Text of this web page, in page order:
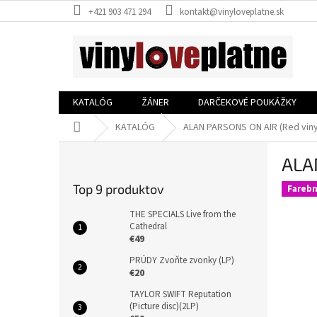
na
+421 903 471 294 kontakt@vinyloveplatne.sk
KATALÓG ŽÁNER DARČEKOVÉ POUKÁŽKY
DomovKATALÓG ALAN PARSONS ON AIR (Red
Top 9 produktov
THE SPECIALS Live from the
Cathedral
€49
PRÚDY Zvoňte zvonky (LP)
€20
TAYLOR SWIFT Reputation
(Picture disc)(2LP)